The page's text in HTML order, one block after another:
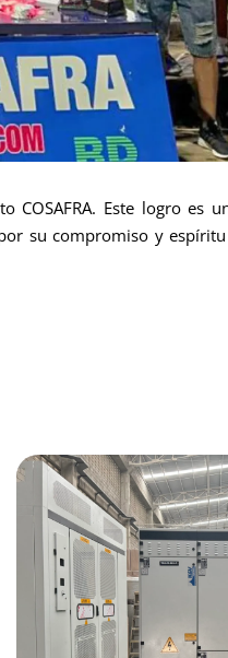
COSAFRA. Este logro es
su compromiso y